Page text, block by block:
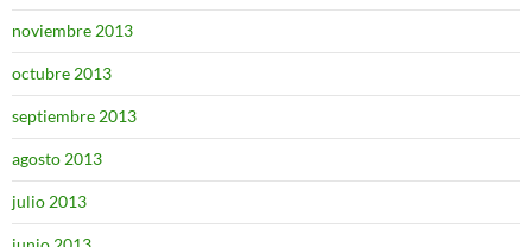
noviembre 2013
octubre 2013
septiembre 2013
agosto 2013
julio 2013